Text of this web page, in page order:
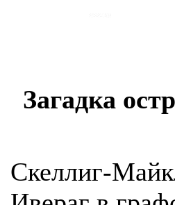
Загадка
Скеллиг-